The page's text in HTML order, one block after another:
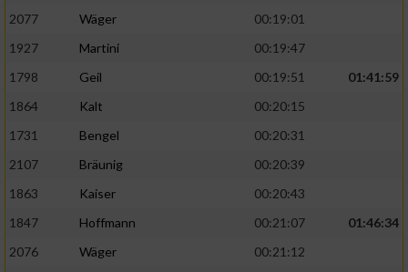
2077
Wäger
00:19:01
1927
Martini
00:19:47
1798
Geil 00:19:51
01:41:59
1864
Kalt
00:20:15
1731
Bengel
00:20:31
2107
Bräunig
00:20:39
1863
Kaiser
00:20:43
1847
Hoffmann 00:21:07
01:46:34
2076
Wäger
00:21:12